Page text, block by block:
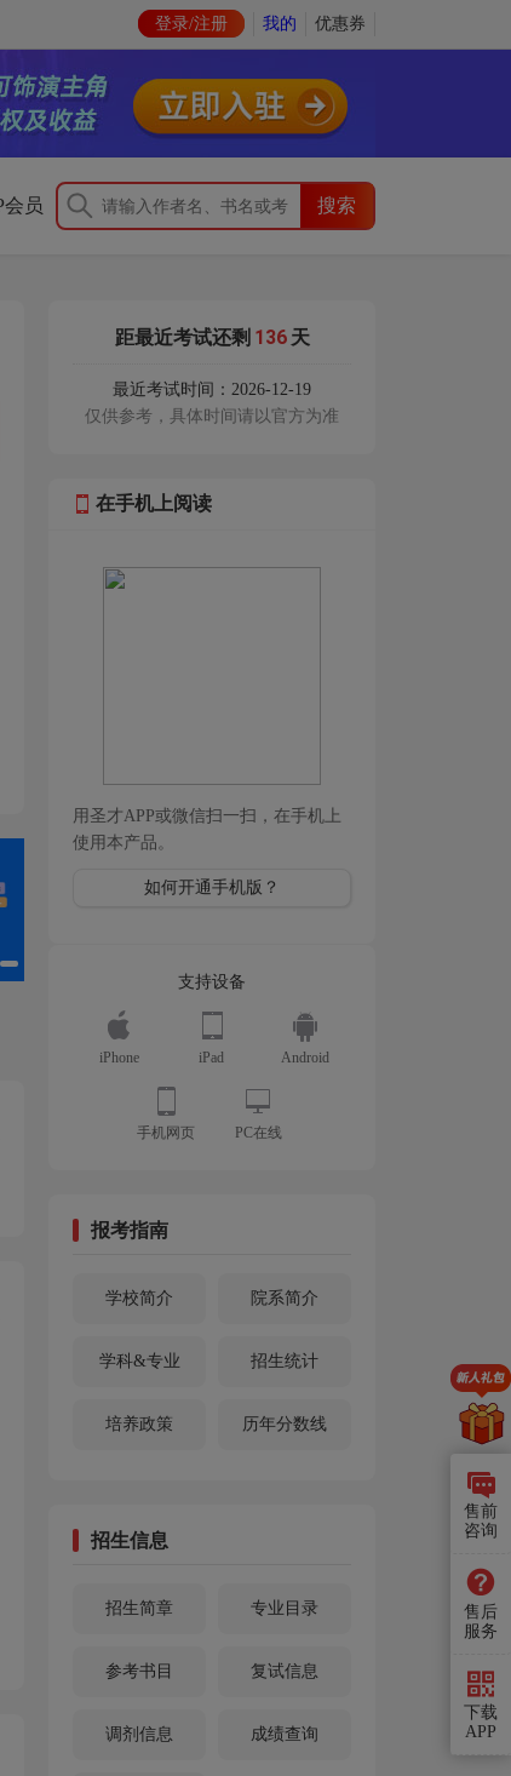
登录/注册 我的 优惠券
员
距最近考试还剩 136 天
最近考试时间：2026-12-19
仅供参考，具体时间请以官方为准
在手机上阅读
用圣才APP或微信扫一扫，在手机上
使用本产品。
如何开通手机版？
支持设备
iPhone iPad Android
手机网页 PC在线
报考指南
学校简介 院系简介
学科&专业 招生统计
培养政策 历年分数线
招生信息
招生简章 专业目录
参考书目 复试信息
调剂信息 成绩查询
售前
咨询
售后
服务
下载
APP